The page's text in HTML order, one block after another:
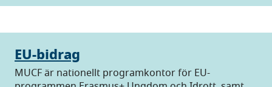
EU-bidrag
MUCF är nationellt programkontor för EU-